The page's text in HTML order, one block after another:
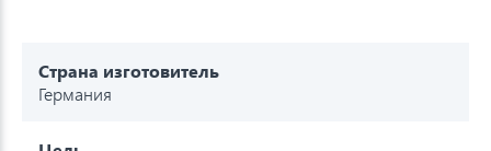
Страна изготовитель
Германия